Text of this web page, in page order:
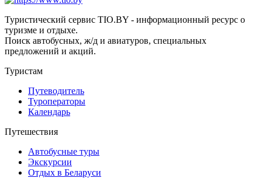
Туристический сервис TIO.BY - информационный ресурс о
туризме и отдыхе.
Поиск автобусных, ж/д и авиатуров, специальных
предложений и акций.
Туристам
Путеводитель
Туроператоры
Календарь
Путешествия
Автобусные туры
Экскурсии
Отдых в Беларуси